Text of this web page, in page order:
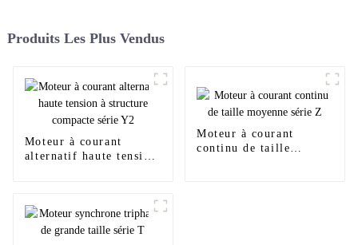
Produits Les Plus Vendus
Moteur à courant
alternatif haute tension
Moteur à courant
continu de taille